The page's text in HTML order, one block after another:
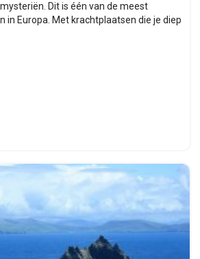
Dit is één van de meest
in Europa. Met krachtplaatsen die je diep